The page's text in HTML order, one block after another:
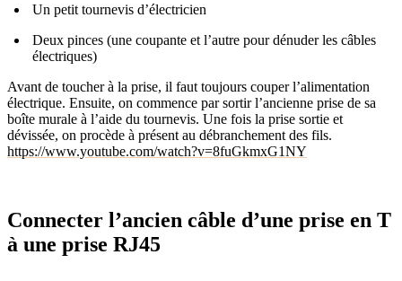
Un petit tournevis d’électricien
Deux pinces (une coupante et l’autre pour dénuder les câbles
électriques)
Avant de toucher à la prise, il faut toujours couper l’alimentation
électrique. Ensuite, on commence par sortir l’ancienne prise de sa
boîte murale à l’aide du tournevis. Une fois la prise sortie et
dévissée, on procède à présent au débranchement des fils.
https://www.youtube.com/watch?v=8fuGkmxG1NY
Connecter l’ancien câble d’une prise en T
à une prise RJ45